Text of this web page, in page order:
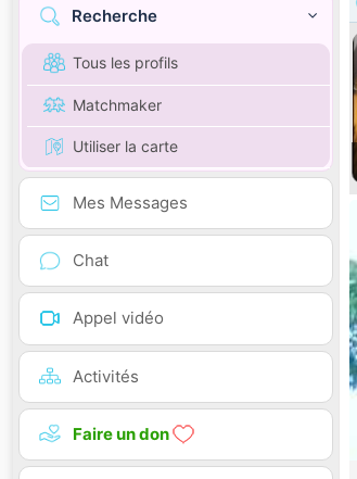
Recherche
Tous les profils
Matchmaker
Utiliser la carte
Mes Messages
Chat
Appel vidéo
Activités
Faire un don